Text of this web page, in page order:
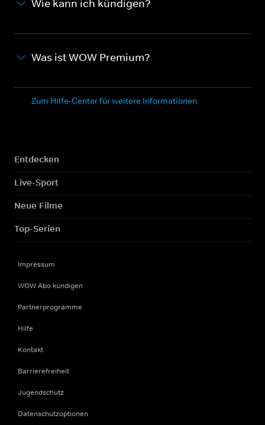
Wie kann ich kündigen?
Was ist WOW Premium?
Zum Hilfe-Center für weitere Informationen
Entdecken
Live-Sport
Neue Filme
Top-Serien
Impressum
WOW Abo kündigen
Partnerprogramme
Hilfe
Kontakt
Barrierefreiheit
Jugendschutz
Datenschutzoptionen